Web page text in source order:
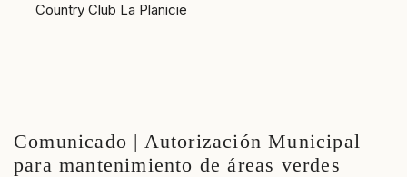
Country Club La Planicie
Comunicado | Autorización Municipal
para mantenimiento de áreas verdes